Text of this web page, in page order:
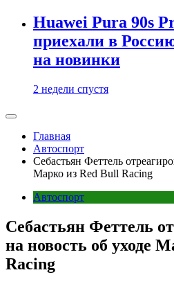
Huawei Pura 90s
приехали в
на новинки
2 недели спустя
Главная
Автоспорт
Себастьян Феттель
Марко из Red Bull Racing
Автоспорт
Себастьян Феттель
на новость об уходе
Racing